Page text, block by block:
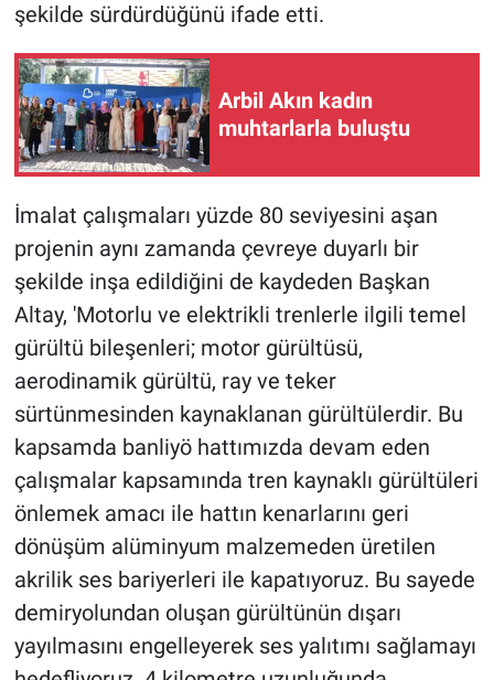
şekilde sürdürdüğünü ifade etti.
Arbil Akın kadın
muhtarlarla buluştu
İmalat çalışmaları yüzde 80 seviyesini aşan
projenin aynı zamanda çevreye duyarlı bir
şekilde inşa edildiğini de kaydeden Başkan
Altay, 'Motorlu ve elektrikli trenlerle ilgili temel
gürültü bileşenleri; motor gürültüsü,
aerodinamik gürültü, ray ve teker
sürtünmesinden kaynaklanan gürültülerdir. Bu
kapsamda banliyö hattımızda devam eden
çalışmalar kapsamında tren kaynaklı gürültüleri
önlemek amacı ile hattın kenarlarını geri
dönüşüm alüminyum malzemeden üretilen
akrilik ses bariyerleri ile kapatıyoruz. Bu sayede
demiryolundan oluşan gürültünün dışarı
yayılmasını engelleyerek ses yalıtımı sağlamayı